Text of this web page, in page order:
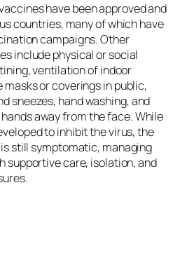
have been approved and
countries, many of which have
campaigns. Other
include physical or social
ventilation of indoor
masks or coverings in public,
sneezes, hand washing, and
away from the face. While
to inhibit the virus, the
still symptomatic, managing
supportive care, isolation, and